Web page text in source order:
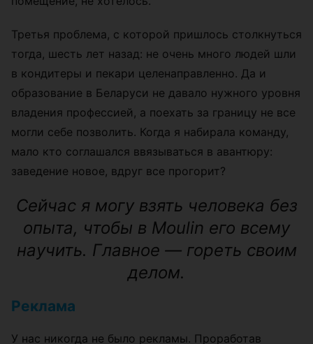
Третья проблема, с которой пришлось столкнуться
тогда, шесть лет назад: не очень много людей шли
в кондитеры и пекари целенаправленно. Да и
образование в Беларуси не давало нужного уровня
владения профессией, а поехать за границу не все
могли себе позволить. Когда я набирала команду,
мало кто соглашался ввязываться в авантюру:
заведение новое, вдруг все прогорит?
Сейчас я могу взять человека без
опыта, чтобы в Moulin его всему
научить. Главное — гореть своим
делом.
Реклама
У нас никогда не было рекламы. Проработав